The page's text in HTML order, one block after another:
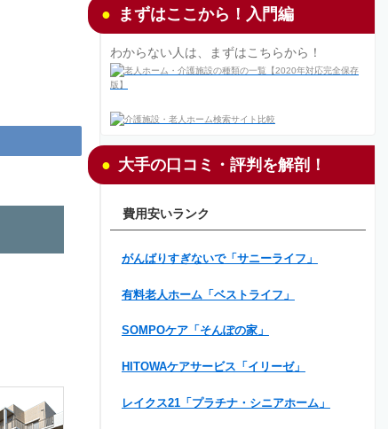
まずはここから！入門編
わからない人は、まずはこちらから！
大手の口コミ・評判を解剖！
費用安いランク
がんばりすぎないで「サニーライフ」
有料老人ホーム「ベストライフ」
SOMPOケア「そんぽの家」
HITOWAケアサービス「イリーゼ」
レイクス21「プラチナ・シニアホーム」